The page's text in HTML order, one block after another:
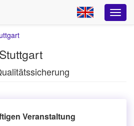
Veranstaltung